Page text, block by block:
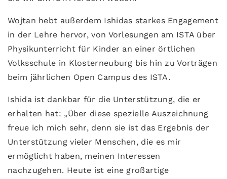
Wojtan hebt außerdem Ishidas starkes Engagement
in der Lehre hervor, von Vorlesungen am ISTA über
Physikunterricht für Kinder an einer örtlichen
Volksschule in Klosterneuburg bis hin zu Vorträgen
beim jährlichen Open Campus des ISTA.
Ishida ist dankbar für die Unterstützung, die er
erhalten hat: „Über diese spezielle Auszeichnung
freue ich mich sehr, denn sie ist das Ergebnis der
Unterstützung vieler Menschen, die es mir
ermöglicht haben, meinen Interessen
nachzugehen. Heute ist eine großartige